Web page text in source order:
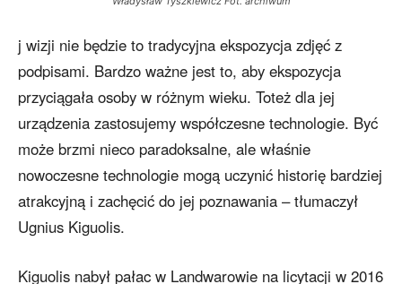
j wizji nie będzie to tradycyjna ekspozycja zdjęć z
podpisami. Bardzo ważne jest to, aby ekspozycja
przyciągała osoby w różnym wieku. Toteż dla jej
urządzenia zastosujemy współczesne technologie. Być
może brzmi nieco paradoksalne, ale właśnie
nowoczesne technologie mogą uczynić historię bardziej
atrakcyjną i zachęcić do jej poznawania – tłumaczył
Ugnius Kiguolis.
Kiguolis nabył pałac w Landwarowie na licytacji w 2016